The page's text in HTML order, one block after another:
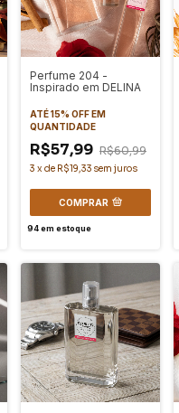
Perfume 204 -
Inspirado em DELINA
ATÉ 15% OFFEM
QUANTIDADE
R$57,99 R$60,99
3 xde R$19,33 sem juros
COMPRAR
94em estoque